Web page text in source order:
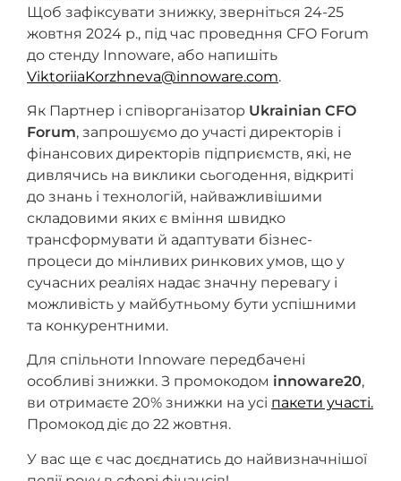
Щоб зафіксувати знижку, зверніться 24-25
жовтня 2024 р., під час проведння СFO Forum
до стенду Іnnoware, або напишіть
ViktoriiaKorzhneva@innoware.com.
Як Партнер і співорганізатор Ukrainian CFO
Forum, запрошуємо до участі директорів і
фінансових директорів підприємств, які, не
дивлячись на виклики сьогодення, відкриті
до знань і технологій, найважливішими
складовими яких є вміння швидко
трансформувати й адаптувати бізнес-
процеси до мінливих ринкових умов, що у
сучасних реаліях надає значну перевагу і
можливість у майбутньому бути успішними
та конкурентними.
Для спільноти Innoware передбачені
особливі знижки. З промокодом innoware20,
ви отримаєте 20% знижки на усі пакети участі.
Промокод діє до 22 жовтня.
У вас ще є час доєднатись до найвизначнішої